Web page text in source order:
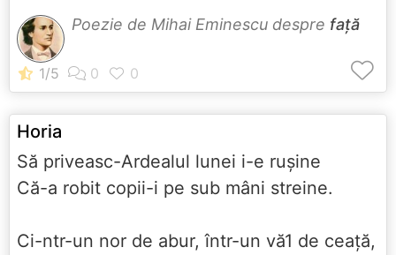
Poezie de Mihai Eminescu despre față
Horia
Să priveasc-Ardealul lunei i-e ruşine
Că-a robit copii-i pe sub mâni streine.
Ci-ntr-un nor de abur, într-un vă1 de ceaţă,